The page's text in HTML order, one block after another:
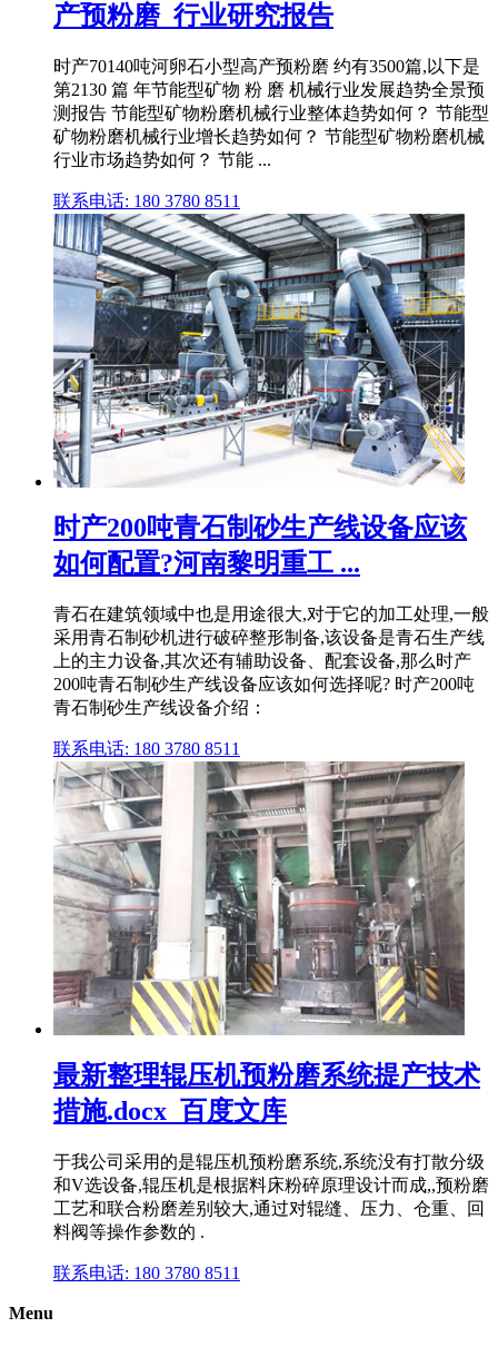
产预粉磨_行业研究报告
时产70140吨河卵石小型高产预粉磨 约有3500篇,以下是
第2130 篇 年节能型矿物 粉 磨 机械行业发展趋势全景预
测报告 节能型矿物粉磨机械行业整体趋势如何？ 节能型
矿物粉磨机械行业增长趋势如何？ 节能型矿物粉磨机械
行业市场趋势如何？ 节能 ...
联系电话: 180 3780 8511
时产200吨青石制砂生产线设备应该
如何配置?河南黎明重工 ...
青石在建筑领域中也是用途很大,对于它的加工处理,一般
采用青石制砂机进行破碎整形制备,该设备是青石生产线
上的主力设备,其次还有辅助设备、配套设备,那么时产
200吨青石制砂生产线设备应该如何选择呢? 时产200吨
青石制砂生产线设备介绍：
联系电话: 180 3780 8511
最新整理辊压机预粉磨系统提产技术
措施.docx_百度文库
于我公司采用的是辊压机预粉磨系统,系统没有打散分级
和V选设备,辊压机是根据料床粉碎原理设计而成,,预粉磨
工艺和联合粉磨差别较大,通过对辊缝、压力、仓重、回
料阀等操作参数的 .
联系电话: 180 3780 8511
Menu